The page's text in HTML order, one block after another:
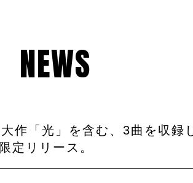
NEWS
作「光」を含む、3曲を収録
定リリース。